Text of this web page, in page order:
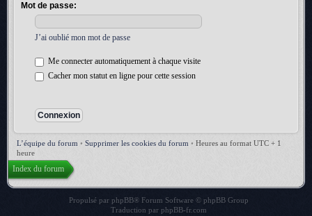
Mot de passe:
J’ai oublié mon mot de passe
Me connecter automatiquement à chaque visite
Cacher mon statut en ligne pour cette session
L’équipe du forum • Supprimer les cookies du forum • Heures au format UTC + 1
heure
Index du forum
Propulsé par phpBB® Forum Software © phpBB Group
Traduction par phpBB-fr.com